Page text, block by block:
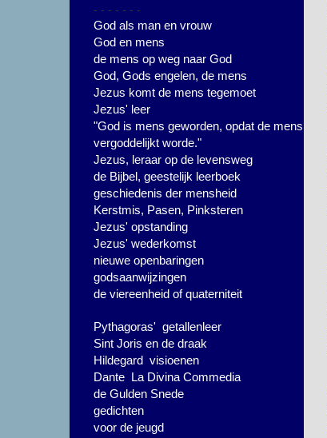
- - - - - - -
God als man en vrouw
God en mens
de mens op weg naar God
God, Gods engelen, de mens
Jezus komt de mens tegemoet
Jezus' leer
"God is mens geworden, opdat de mens
vergoddelijkt worde."
Jezus, leraar op de levensweg
de Bijbel, geestelijk leerboek
geschiedenis der mensheid
Kerstmis, Pasen, Pinksteren
Jezus' opstanding
Jezus' wederkomst
nieuwe openbaringen
godsaanwijzingen
de viereenheid of quaterniteit
Pythagoras' getallenleer
Sint Joris en de draak
Hildegard visioenen
Dante La Divina Commedia
de Gulden Snede
gedichten
voor de jeugd